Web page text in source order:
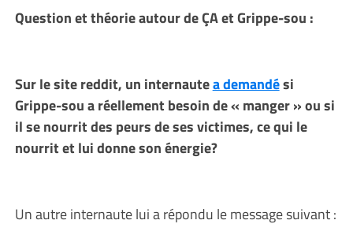
Question et théorie autour de ÇA et Grippe-sou :
Sur le site reddit, un internautea demandési
Grippe-sou a réellement besoin de « manger » ou si
il se nourrit des peurs de ses victimes, ce qui le
nourrit et lui donne son énergie?
Un autre internaute lui a répondu le message suivant :